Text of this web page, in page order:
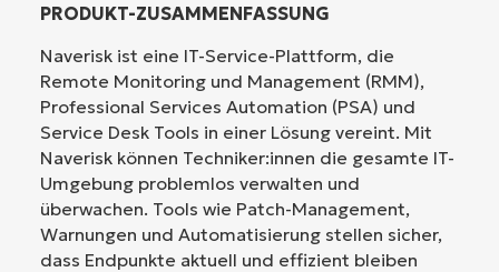
PRODUKT-ZUSAMMENFASSUNG
Naverisk ist eine IT-Service-Plattform, die
Remote Monitoring und Management (RMM),
Professional Services Automation (PSA) und
Service Desk Tools in einer Lösung vereint. Mit
Naverisk können Techniker:innen die gesamte IT-
Umgebung problemlos verwalten und
überwachen. Tools wie Patch-Management,
Warnungen und Automatisierung stellen sicher,
dass Endpunkte aktuell und effizient bleiben